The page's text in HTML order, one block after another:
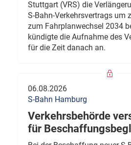
Stuttgart (VRS) die
S-Bahn-Verkehrsvertrags um
zum Fahrplanwechsel 2034
kündigte die Aufnahme des
für die Zeit danach an.
06.08.2026
S-Bahn Hamburg
Verkehrsbehörde
für